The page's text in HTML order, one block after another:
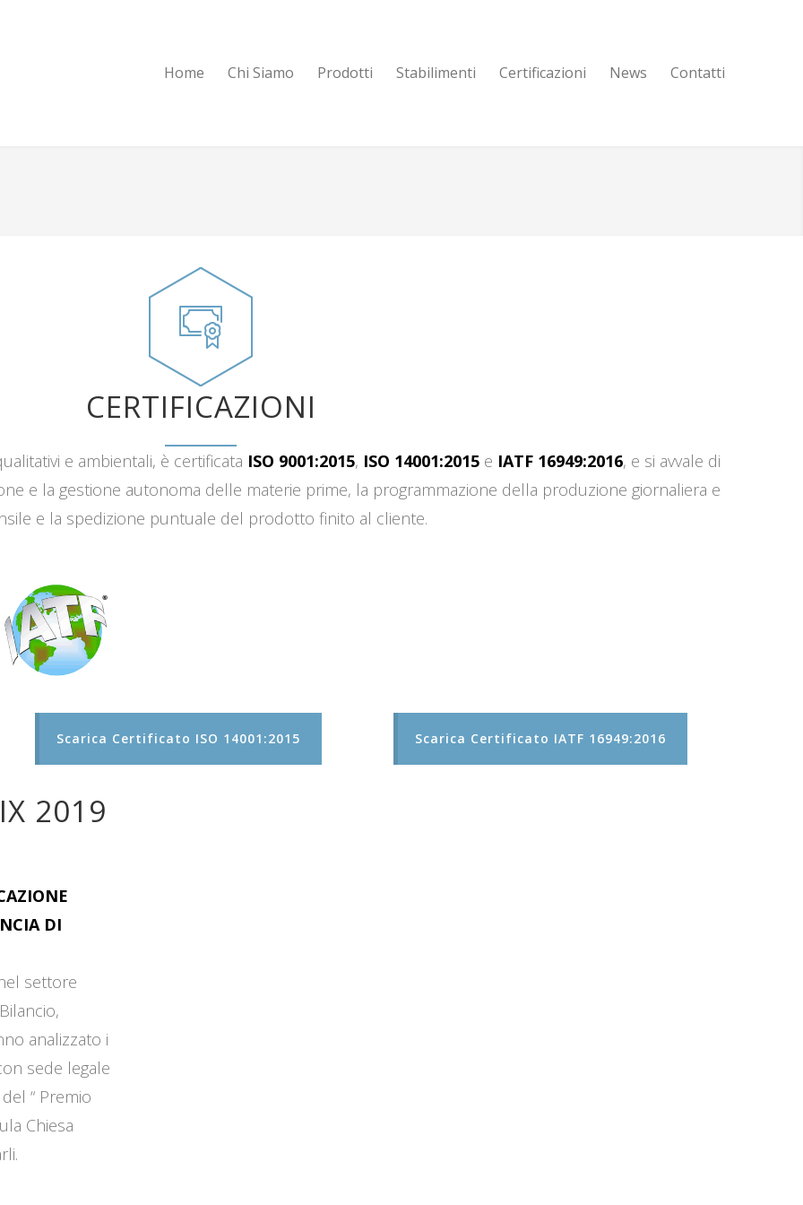
Home Chi Siamo Prodotti Stabilimenti Certificazioni News Contatti
CERTIFICAZIONI
e ambientali, è certificata ISO 9001:2015, ISO 14001:2015 e IATF 16949:2016, e si avvale di
e la gestione autonoma delle materie prime, la programmazione della produzione giornaliera e
e la spedizione puntuale del prodotto finito al cliente.
Scarica Certificato ISO 14001:2015 Scarica Certificato IATF 16949:2016
2019
DI
settore
analizzato i
sede legale
“ Premio
Chiesa